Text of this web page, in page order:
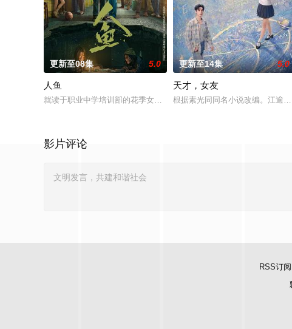
更新至08集 5.0
人鱼
就读于职业中学培训部的花季女生苏琳（黄杨钿甜 饰），虽自小被父
更新至14集 5.0
天才，女友
根据素光同同名小说改编。江逾
影片评论
RSS订阅